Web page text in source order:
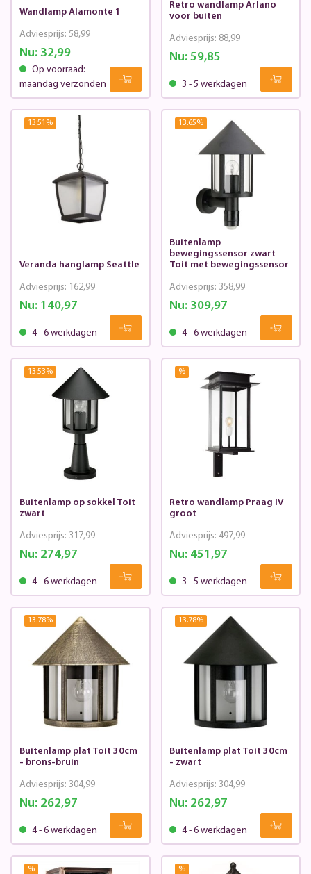
Wandlamp Alamonte 1
Nu:32,99
Adviesprijs: 58,99
Op voorraad:
maandag verzonden
Retro wandlamp Arlano
voor buiten
Nu: 59,85
Adviesprijs: 88,99
3 - 5 werkdagen
13.51 %
Veranda hanglamp Seattle
Nu:140,97
Adviesprijs: 162,99
4 - 6 werkdagen
13.65%
Buitenlamp
bewegingssensor zwart
Toit met bewegingssensor
Nu: 309,97
Adviesprijs: 358,99
4 - 6 werkdagen
13.53%
Buitenlamp op sokkel Toit
zwart
Nu:274,97
Adviesprijs: 317,99
4 - 6 werkdagen
%
Retro wandlamp Praag IV
groot
Nu: 451,97
Adviesprijs: 497,99
3 - 5 werkdagen
13.78%
Buitenlamp plat Toit 30cm
- brons-bruin
Nu:262,97
Adviesprijs: 304,99
4 - 6 werkdagen
13.78%
Buitenlamp plat Toit 30cm
- zwart
Nu: 262,97
Adviesprijs: 304,99
4 - 6 werkdagen
% %